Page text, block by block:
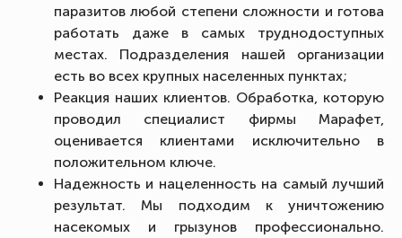
паразитов любой степени сложности и готова
работать даже в самых труднодоступных
местах. Подразделения нашей организации
есть во всех крупных населенных пунктах;
Реакция наших клиентов. Обработка, которую
проводил специалист фирмы Марафет,
оценивается клиентами исключительно в
положительном ключе.
Надежность и нацеленность на самый лучший
результат. Мы подходим к уничтожению
насекомых и грызунов профессионально.